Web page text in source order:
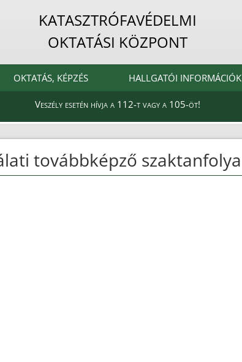
KATASZTRÓFAVÉDELMI
OKTATÁSI KÖZPONT
OKTATÁS, KÉPZÉS HALLGATÓI INFORMÁCIÓK
Veszély esetén hívja a 112-t vagy a 105-öt!
továbbképző